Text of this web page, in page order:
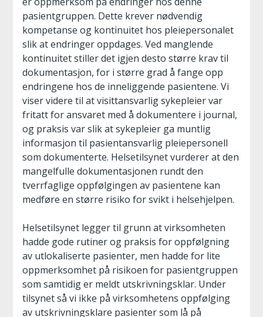
pasientgruppen. Dette krever nødvendig
kompetanse og kontinuitet hos pleiepersonalet
slik at endringer oppdages. Ved manglende
kontinuitet stiller det igjen desto større krav til
dokumentasjon, for i større grad å fange opp
endringene hos de inneliggende pasientene. Vi
viser videre til at visittansvarlig sykepleier var
fritatt for ansvaret med å dokumentere i journal,
og praksis var slik at sykepleier ga muntlig
informasjon til pasientansvarlig pleiepersonell
som dokumenterte. Helsetilsynet vurderer at den
mangelfulle dokumentasjonen rundt den
tverrfaglige oppfølgingen av pasientene kan
medføre en større risiko for svikt i helsehjelpen.
Helsetilsynet legger til grunn at virksomheten
hadde gode rutiner og praksis for oppfølgning
av utlokaliserte pasienter, men hadde for lite
oppmerksomhet på risikoen for pasientgruppen
som samtidig er meldt utskrivningsklar. Under
tilsynet så vi ikke på virksomhetens oppfølging
av utskrivningsklare pasienter som lå på